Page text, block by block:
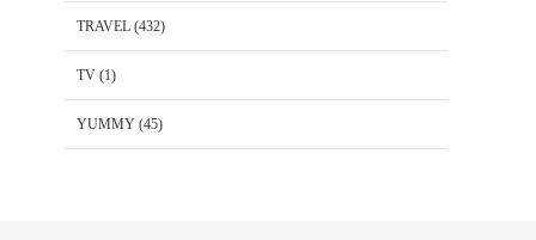
TRAVEL (432)
TV (1)
YUMMY (45)